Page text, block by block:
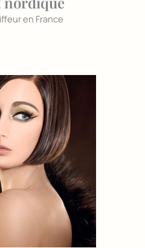
en France